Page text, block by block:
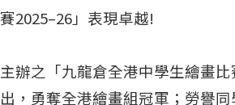
2025–26」表現卓越!
辦之「九龍倉全港中學生繪畫
，勇奪全港繪畫組冠軍；勞譽